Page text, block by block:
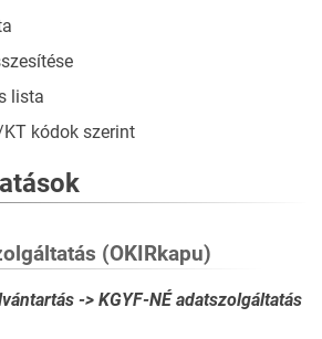
lista
kódok szerint
(OKIRkapu)
-> KGYF-NÉ adatszolgáltatás